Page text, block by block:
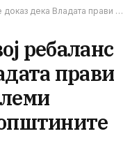
историски најголеми издвојувања за општините
ребаланс
прави